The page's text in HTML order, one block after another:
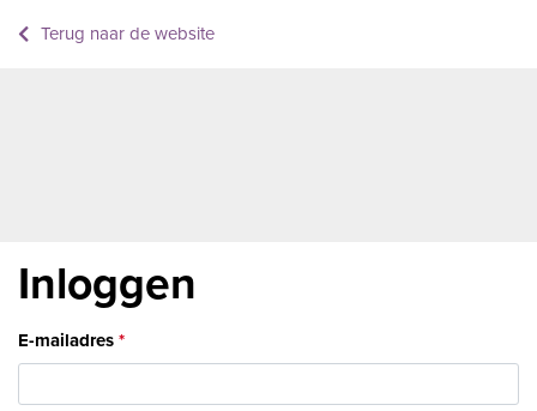
Terug naar de website
Inloggen
E-mailadres